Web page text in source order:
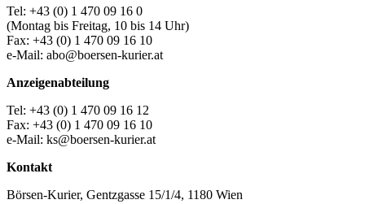
Tel: +43 (0) 1 470 09 16 0
(Montag bis Freitag, 10 bis 14 Uhr)
Fax: +43 (0) 1 470 09 16 10
e-Mail: abo@boersen-kurier.at
Anzeigenabteilung
Tel: +43 (0) 1 470 09 16 12
Fax: +43 (0) 1 470 09 16 10
e-Mail: ks@boersen-kurier.at
Kontakt
Börsen-Kurier, Gentzgasse 15/1/4, 1180 Wien